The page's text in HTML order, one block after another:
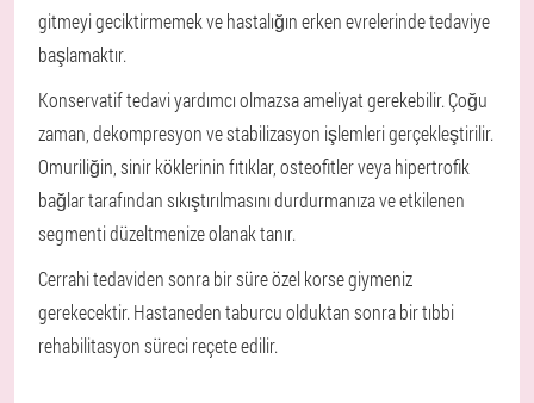
gitmeyi geciktirmemek ve hastalığın erken evrelerinde tedaviye
başlamaktır.
Konservatif tedavi yardımcı olmazsa ameliyat gerekebilir. Çoğu
zaman, dekompresyon ve stabilizasyon işlemleri gerçekleştirilir.
Omuriliğin, sinir köklerinin fıtıklar, osteofitler veya hipertrofik
bağlar tarafından sıkıştırılmasını durdurmanıza ve etkilenen
segmenti düzeltmenize olanak tanır.
Cerrahi tedaviden sonra bir süre özel korse giymeniz
gerekecektir. Hastaneden taburcu olduktan sonra bir tıbbi
rehabilitasyon süreci reçete edilir.